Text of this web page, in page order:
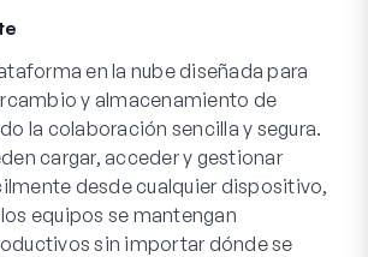
en la nube diseñada para
y almacenamiento de
la colaboración sencilla y segura.
cargar, acceder y gestionar
desde cualquier dispositivo,
equipos se mantengan
sin importar dónde se